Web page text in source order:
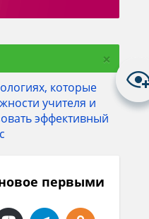
×
первыми